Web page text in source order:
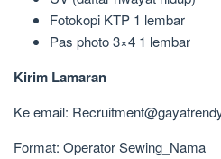
Fotokopi KTP 1 lembar
Pas photo 3×4 1 lembar
Kirim Lamaran
Ke email:
Format: Operator Sewing_Nama